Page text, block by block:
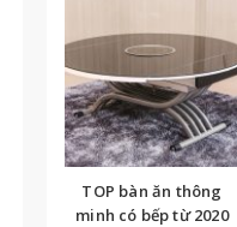
TOP bàn ăn thông
minh có bếp từ 2020